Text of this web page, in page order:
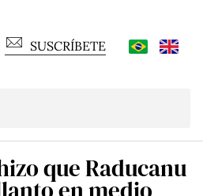
SUSCRÍBETE
que Raducanu